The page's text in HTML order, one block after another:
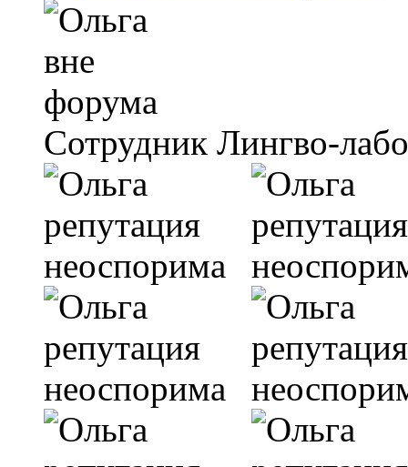
Сотрудник Лингво-